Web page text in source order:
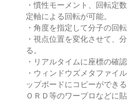
・慣性モーメント、回転定
定軸による回転が可能。
・角度を指定して分子の回転
・視点位置を変化させて、
る。
・リアルタイムに座標の確認
・ウィンドウズメタファイ
ップボードにコピーができ
ＯＲＤ等のワープロなどに